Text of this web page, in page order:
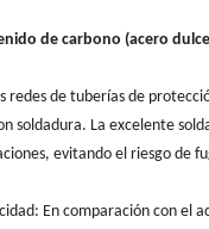
de carbono (acero
redes de tuberías de
soldadura. La excelente
evitando el riesgo de
En comparación con el